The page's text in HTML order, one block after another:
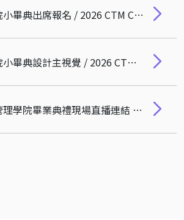
2026 科管院小畢典出席報名 / 2026 CTM Commencement Registration
2026 科管院小畢典設計主視覺 / 2026 CTM Commencement Key Visual Design
2026 科技管理學院畢業典禮現場直播連結 / 2026 Live Streaming